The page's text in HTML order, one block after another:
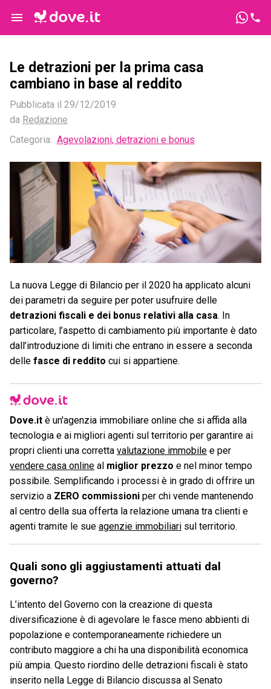
Le detrazioni per la prima casa
cambiano in base al reddito
Pubblicata il 29/12/2019
da Redazione
Categoria: Agevolazioni, detrazioni e bonus
La nuova Legge di Bilancio per il 2020 ha applicato alcuni
dei parametri da seguire per poter usufruire delle
detrazioni fiscali e dei bonus relativi alla casa. In
particolare, l’aspetto di cambiamento più importante è dato
dall’introduzione di limiti che entrano in essere a seconda
delle fasce di reddito cui si appartiene.
Dove.it è un'agenzia immobiliare online che si affida alla
tecnologia e ai migliori agenti sul territorio per garantire ai
propri clienti una corretta valutazione immobile e per
vendere casa online al miglior prezzo e nel minor tempo
possibile. Semplificando i processi è in grado di offrire un
servizio a ZERO commissioni per chi vende mantenendo
al centro della sua offerta la relazione umana tra clienti e
agenti tramite le sue agenzie immobiliari sul territorio.
Quali sono gli aggiustamenti attuati dal
governo?
L’intento del Governo con la creazione di questa
diversificazione è di agevolare le fasce meno abbienti di
popolazione e contemporaneamente richiedere un
contributo maggiore a chi ha una disponibilità economica
più ampia. Questo riordino delle detrazioni fiscali è stato
inserito nella Legge di Bilancio discussa al Senato